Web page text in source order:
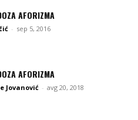
AFORIZMA
- sep 5, 2016
AFORIZMA
Jovanović - avg 20, 2018